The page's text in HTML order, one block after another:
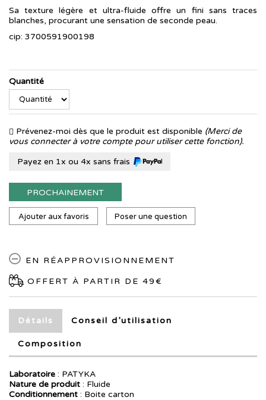
Sa texture légère et ultra-fluide offre un fini sans traces
blanches, procurant une sensation de seconde peau.
cip: 3700591900198
Quantité
Prévenez-moi dès que le produit est disponible (Merci de
vous connecter à votre compte pour utiliser cette fonction).
Payez en 1x ou 4x sans frais
PROCHAINEMENT
Ajouter aux favoris Poser une question
EN RÉAPPROVISIONNEMENT
OFFERT À PARTIR DE 49€
Détails Conseil d’utilisation
Composition
Laboratoire : PATYKA
Nature de produit : Fluide
Conditionnement : Boite carton